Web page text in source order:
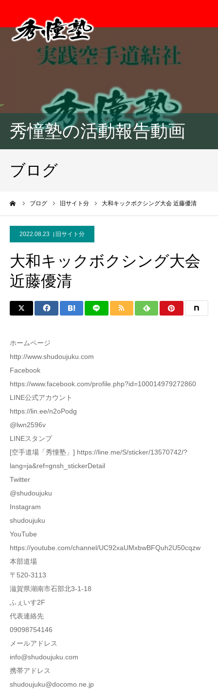
秀憧塾の活動報告動画
ブログ
ブログ 旧サイト分 大和キックボクシング大会 近藤優清
2022.08.23 旧サイト分
大和キックボクシング大会
近藤優清
ホームページ
http://www.shudoujuku.com
Facebook
https://www.facebook.com/profile.php?id=100014979272860
LINE公式アカウント
https://lin.ee/n2oPodg
@lwn2596v
LINEスタンプ
[空手道場「秀憧塾」] https://line.me/S/sticker/13570742/?
lang=ja&ref=gnsh_stickerDetail
Twitter
@shudoujuku
Instagram
shudoujuku
YouTube
https://youtube.com/channel/UC92xaUMxbwBFQuh2U50cqzw
本部道場
〒520-3113
滋賀県湖南市石部北3-1-18
ふぇいす2F
代表連絡先
09098754146
メールアドレス
info@shudoujuku.com
携帯アドレス
shudoujuku@docomo.ne.jp